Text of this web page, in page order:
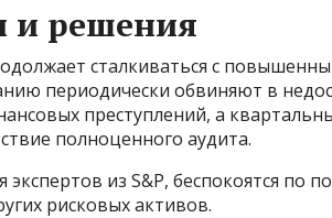
и решения
сталкиваться с
периодически обвиняют в
преступлений, а
полноценного аудита.
из S&P, беспокоятся по
рисковых активов.